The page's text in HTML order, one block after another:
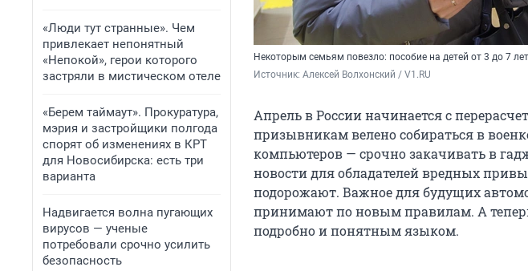
«Люди тут странные». Чем
привлекает непонятный
«Непокой», герои которого
застряли в мистическом отеле
«Берем таймаут». Прокуратура,
мэрия и застройщики полгода
спорят об изменениях в КРТ
для Новосибирска: есть три
варианта
Надвигается волна пугающих
вирусов — ученые
потребовали срочно усилить
безопасность
Некоторым семьям повезло: пособие на детей от 3 до 7
Источник: Алексей Волхонский / V1.RU
Апрель в России начинается с
призывникам велено собираться в
компьютеров — срочно закачивать в
новости для обладателей вредных
подорожают. Важное для будущих
принимают по новым правилам. А
подробно и понятным языком.